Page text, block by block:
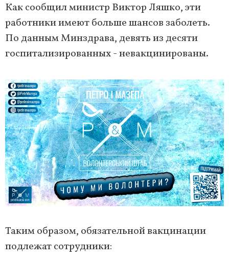
Как сообщил министр Виктор Ляшко, эти
работники имеют больше шансов заболеть.
По данным Минздрава, девять из десяти
госпитализированных - невакцинированы.
Таким образом, обязательной вакцинации
подлежат сотрудники: